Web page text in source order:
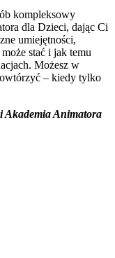
kompleksowy
dla Dzieci, dając Ci
umiejętności,
stać i jak temu
Możesz w
– kiedy tylko
Animatora